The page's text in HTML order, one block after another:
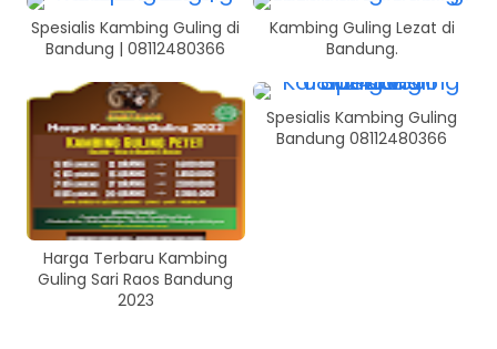
Spesialis Kambing Guling di
Bandung | 08112480366
Kambing Guling Lezat di
Bandung.
Harga Terbaru Kambing
Guling Sari Raos Bandung
2023
Spesialis Kambing Guling
Bandung 08112480366